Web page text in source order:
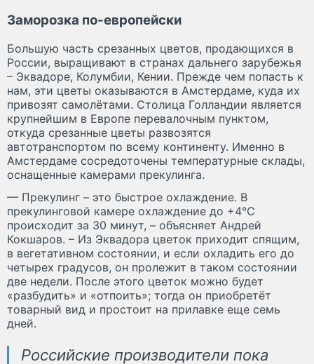
Заморозка по-европейски
Большую часть срезанных цветов, продающихся в
России, выращивают в странах дальнего зарубежья
– Эквадоре, Колумбии, Кении. Прежде чем попасть к
нам, эти цветы оказываются в Амстердаме, куда их
привозят самолётами. Столица Голландии является
крупнейшим в Европе перевалочным пунктом,
откуда срезанные цветы развозятся
автотранспортом по всему континенту. Именно в
Амстердаме сосредоточены температурные склады,
оснащенные камерами прекулинга.
— Прекулинг – это быстрое охлаждение. В
прекулинговой камере охлаждение до +4°C
происходит за 30 минут, – объясняет Андрей
Кокшаров. – Из Эквадора цветок приходит спящим,
в вегетативном состоянии, и если охладить его до
четырех градусов, он пролежит в таком состоянии
две недели. После этого цветок можно будет
«разбудить» и «отпоить»; тогда он приобретёт
товарный вид и простоит на прилавке еще семь
дней.
Российские производители пока